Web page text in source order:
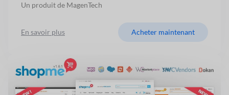
Un produit de MagenTech
En savoir plus Acheter maintenant